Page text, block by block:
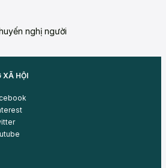
nghị người
XÃ HỘI